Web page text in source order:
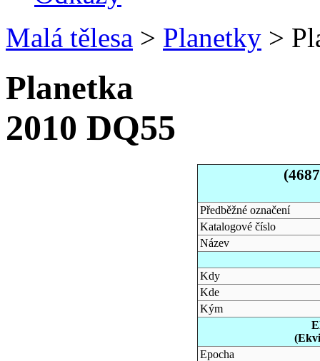
Malá tělesa > Planetky >
Planetka
2010 DQ55
Předběžné označení
Katalogové číslo
Název
Kdy
Kde
Kým
Epocha